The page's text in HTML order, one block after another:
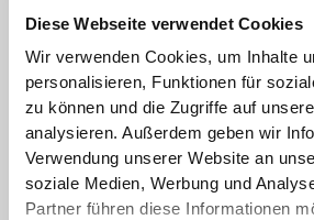
Diese Webseite verwendet Cookies
Wir verwenden Cookies, um Inhalte
personalisieren, Funktionen für
zu können und die Zugriffe auf
analysieren. Außerdem geben wir
Verwendung unserer Website an
soziale Medien, Werbung und
Partner führen diese Informationen
Förderprogramme machen die
modernisiert, profitiert gleich
niedrigere Heizkosten, ein
Raumklima und eine langfristige
Wertsteigerung der Immobilie.
MEHR »